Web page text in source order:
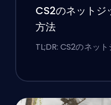
CS2のネットジ
方法
TL;DR: CS2のネッ